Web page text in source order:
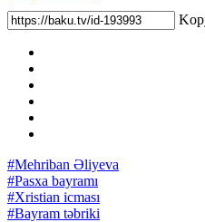
#Mehriban Əliyeva
#Pasxa bayramı
#Xristian icması
#Bayram təbriki